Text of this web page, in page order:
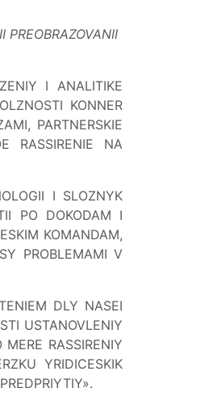
I ANALITIKE
KONNER
PARTNERSKIE
RASSIRENIE NA
I SLOZNYK
PO DOKODAM I
KOMANDAM,
PROBLEMAMI V
DLY NASEI
USTANOVLENIY
RASSIRENIY
YRIDICESKIK